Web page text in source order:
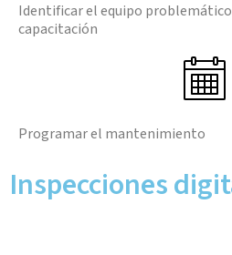
Identificar el equipo
capacitación
Programar el mantenimiento
Inspecciones